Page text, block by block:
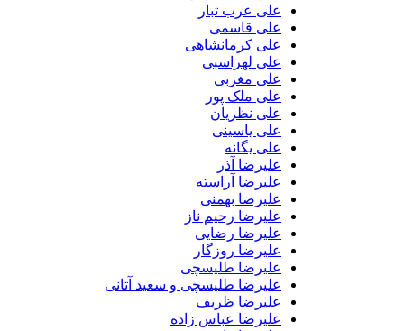
علی عرب تبار
علی قاسمی
علی کرمانشاهی
علی لهراسبی
علی مغربی
علی ملک پور
علی نظریان
علی یاسینی
علی یگانه
علیرضا آذر
علیرضا آراسته
علیرضا بهمنی
علیرضا رحیم ناز
علیرضا رضایی
علیرضا روزگار
علیرضا طلیسچی
علیرضا طلیسچی و سعید آتانی
علیرضا ظریف
علیرضا عباس زاده